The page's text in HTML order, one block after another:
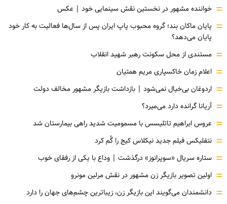
= خواننده مشهور در نخستین نقش سینمایی خود |‌ عکس
= پایان ماکان بند؛ گروه محبوب پاپ ایران پس از سال‌ها فعالیت به کار خود
پایان می‌دهد؟
= مستندی از محل سکونت رهبر شهید انقلاب
= اعلام زمان خاکسپاری مریم همتیان
= اردوغان بی‌خیال نمی‌شود | بازداشت بازیگر مشهور مخالف دولت
= آریانا گرانده دارد می‌میرد؟
= عروس ابراهیم تاتلیسس با مسمومیت شدید راهی بیمارستان شد
= نتفلیکس فیلم جدید نیکلاس کیج را گُم کرد
= ستاره سریال «سوپرانوز» درگذشت | وداع با یکی از رفقای خوب
= اولین تصویر بازیگر زن مشهور در نقش مرلین مونرو
= دانشمندان می‌گویند این بازیگر زن، زیباترین چشم‌های جهان را دارد